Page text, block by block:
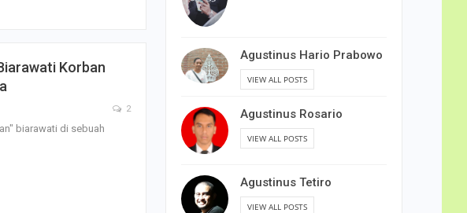
Korban
2
biarawati di sebuah
Agustinus Hario Prabowo
VIEW ALL POSTS
Agustinus Rosario
VIEW ALL POSTS
Agustinus Tetiro
VIEW ALL POSTS